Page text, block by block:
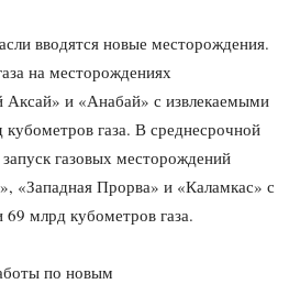
вводятся новые месторождения.
на месторождениях
и «Анабай» с извлекаемыми
газа. В среднесрочной
газовых месторождений
«Западная Прорва» и «Каламкас» с
млрд кубометров газа.
по новым